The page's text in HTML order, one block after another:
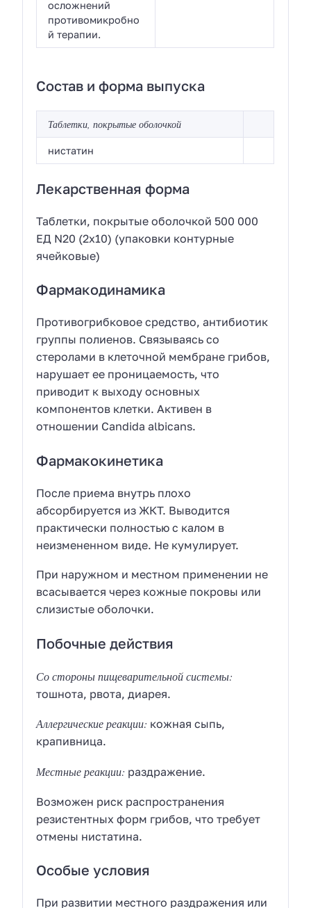
осложнений
противомикробно
й терапии.
Состав и форма выпуска
Таблетки, покрытые оболочкой
нистатин
Лекарственная форма
Таблетки, покрытые оболочкой 500 000
ЕД N20 (2х10) (упаковки контурные
ячейковые)
Фармакодинамика
Противогрибковое средство, антибиотик
группы полиенов. Связываясь со
стеролами в клеточной мембране грибов,
нарушает ее проницаемость, что
приводит к выходу основных
компонентов клетки. Активен в
отношении Candida albicans.
Фармакокинетика
После приема внутрь плохо
абсорбируется из ЖКТ. Выводится
практически полностью с калом в
неизмененном виде. Не кумулирует.
При наружном и местном применении не
всасывается через кожные покровы или
слизистые оболочки.
Побочные действия
Со стороны пищеварительной системы:
тошнота, рвота, диарея.
Аллергические реакции: кожная сыпь,
крапивница.
Местные реакции: раздражение.
Возможен риск распространения
резистентных форм грибов, что требует
отмены нистатина.
Особые условия
При развитии местного раздражения или